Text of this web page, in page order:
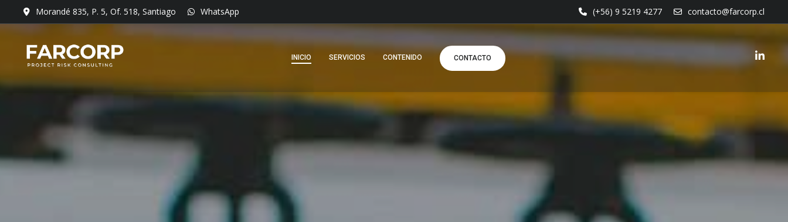
Morandé 835, P. 5, Of. 518, Santiago WhatsApp contacto@farcorp.cl
(+56) 9 5219 4277
INICIO SERVICIOS CONTENIDO CONTACTO